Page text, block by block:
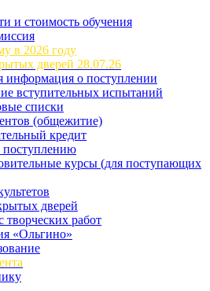
и стоимость обучения
в 2026 году
дверей 28.07.26
информация о поступлении
вступительных испытаний
списки
(общежитие)
кредит
поступлению
курсы (для поступающих
дверей
творческих работ
«Ольгино»